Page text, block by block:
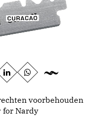
voorbehouden
for Nardy